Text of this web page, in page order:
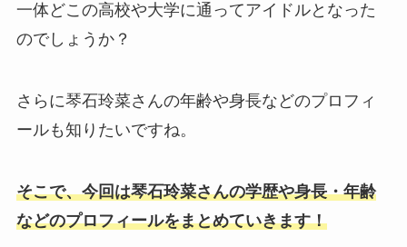
一体どこの高校や大学に通ってアイドルとなった
のでしょうか？
さらに琴石玲菜さんの年齢や身長などのプロフィ
ールも知りたいですね。
そこで、今回は琴石玲菜さんの学歴や身長・年齢
などのプロフィールをまとめていきます！